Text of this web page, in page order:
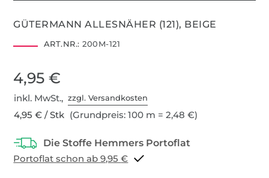
GÜTERMANN ALLESNÄHER (121), BEIGE
ART.NR.: 200M-121
4,95 €
inkl. MwSt.,zzgl. Versandkosten
4,95 € / Stk (Grundpreis: 100 m = 2,48 €)
Portoflat schon ab 9,95 €